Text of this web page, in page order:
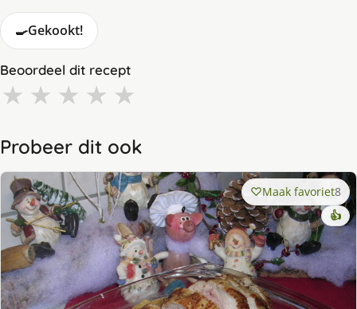
🍳Gekookt!
Beoordeel dit recept
★ ★ ★ ★ ★
Probeer dit ook
Maak favoriet8
👍